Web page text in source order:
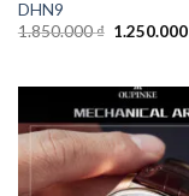
DHN9
1.850.000₫ Giá
1.250.000